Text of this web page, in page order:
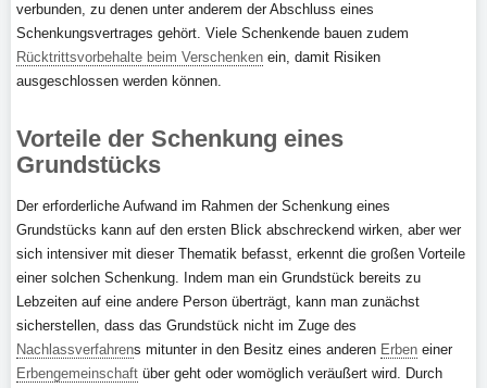
verbunden, zu denen unter anderem der Abschluss eines
Schenkungsvertrages gehört. Viele Schenkende bauen zudem
Rücktrittsvorbehalte beim Verschenken ein, damit Risiken
ausgeschlossen werden können.
Vorteile der Schenkung eines
Grundstücks
Der erforderliche Aufwand im Rahmen der Schenkung eines
Grundstücks kann auf den ersten Blick abschreckend wirken, aber wer
sich intensiver mit dieser Thematik befasst, erkennt die großen Vorteile
einer solchen Schenkung. Indem man ein Grundstück bereits zu
Lebzeiten auf eine andere Person überträgt, kann man zunächst
sicherstellen, dass das Grundstück nicht im Zuge des
Nachlassverfahrens mitunter in den Besitz eines anderen Erben einer
Erbengemeinschaft über geht oder womöglich veräußert wird. Durch